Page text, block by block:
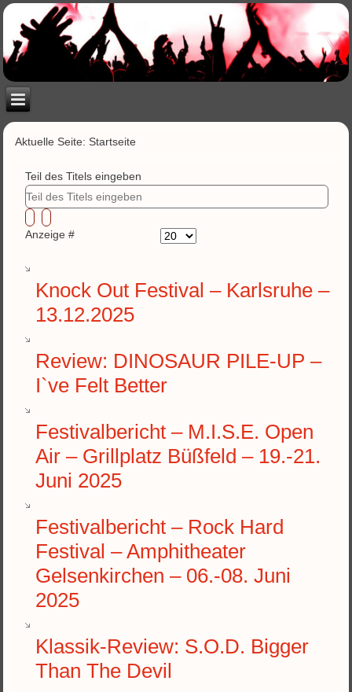
Aktuelle Seite: Startseite
Teil des Titels eingeben
Anzeige #
Knock Out Festival – Karlsruhe –
13.12.2025
Review: DINOSAUR PILE-UP –
I`ve Felt Better
Festivalbericht – M.I.S.E. Open
Air – Grillplatz Büßfeld – 19.-21.
Juni 2025
Festivalbericht – Rock Hard
Festival – Amphitheater
Gelsenkirchen – 06.-08. Juni
2025
Klassik-Review: S.O.D. Bigger
Than The Devil